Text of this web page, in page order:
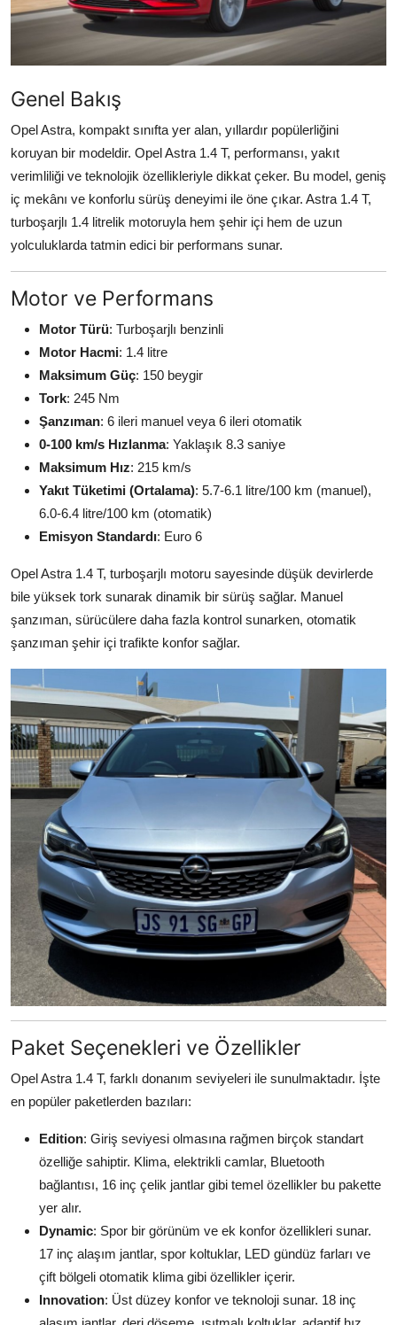
Genel Bakış
Opel Astra, kompakt sınıfta yer alan, yıllardır popülerliğini
koruyan bir modeldir. Opel Astra 1.4 T, performansı, yakıt
verimliliği ve teknolojik özellikleriyle dikkat çeker. Bu model, geniş
iç mekânı ve konforlu sürüş deneyimi ile öne çıkar. Astra 1.4 T,
turboşarjlı 1.4 litrelik motoruyla hem şehir içi hem de uzun
yolculuklarda tatmin edici bir performans sunar.
Motor ve Performans
Motor Türü: Turboşarjlı benzinli
Motor Hacmi: 1.4 litre
Maksimum Güç: 150 beygir
Tork: 245 Nm
Şanzıman: 6 ileri manuel veya 6 ileri otomatik
0-100 km/s Hızlanma: Yaklaşık 8.3 saniye
Maksimum Hız: 215 km/s
Yakıt Tüketimi (Ortalama): 5.7-6.1 litre/100 km (manuel),
6.0-6.4 litre/100 km (otomatik)
Emisyon Standardı: Euro 6
Opel Astra 1.4 T, turboşarjlı motoru sayesinde düşük devirlerde
bile yüksek tork sunarak dinamik bir sürüş sağlar. Manuel
şanzıman, sürücülere daha fazla kontrol sunarken, otomatik
şanzıman şehir içi trafikte konfor sağlar.
Paket Seçenekleri ve Özellikler
Opel Astra 1.4 T, farklı donanım seviyeleri ile sunulmaktadır. İşte
en popüler paketlerden bazıları:
Edition: Giriş seviyesi olmasına rağmen birçok standart
özelliğe sahiptir. Klima, elektrikli camlar, Bluetooth
bağlantısı, 16 inç çelik jantlar gibi temel özellikler bu pakette
yer alır.
Dynamic: Spor bir görünüm ve ek konfor özellikleri sunar.
17 inç alaşım jantlar, spor koltuklar, LED gündüz farları ve
çift bölgeli otomatik klima gibi özellikler içerir.
Innovation: Üst düzey konfor ve teknoloji sunar. 18 inç